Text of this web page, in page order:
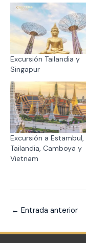
Excursión Tailandia y
Singapur
Excursión a Estambul,
Tailandia, Camboya y
Vietnam
← Entrada anterior